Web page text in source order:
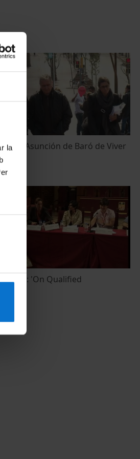
la
Asunción de Baró de Viver
III: 'On Qualified